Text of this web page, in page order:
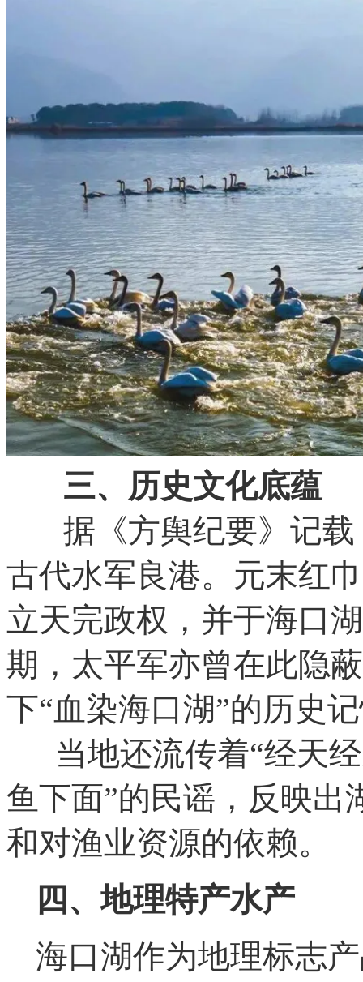
三、历史文化底蕴
据《方舆纪要》记载
古代水军良港。元末红
立天完政权，并于海口
期，太平军亦曾在此隐
下“血染海口湖”的历史
当地还流传着“经天经
鱼下面”的民谣，反映出
和对渔业资源的依赖。
四、地理特产水产
海口湖作为地理标志